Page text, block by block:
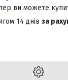
ви можете
14 днів за